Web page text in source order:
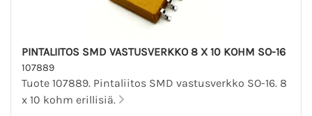
PINTALIITOS SMD VASTUSVERKKO 8 X 10 KOHM SO-16
107889
Tuote 107889. Pintaliitos SMD vastusverkko SO-16. 8
x 10 kohm erillisiä.